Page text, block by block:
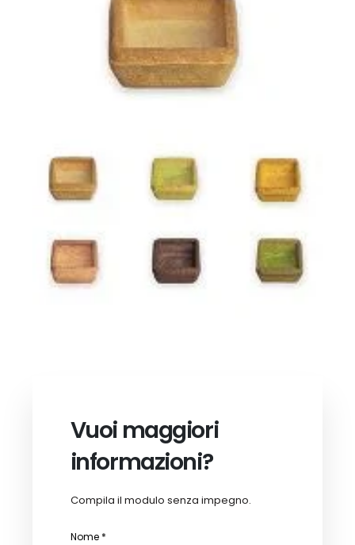
Vuoi maggiori
informazioni?
Compila il modulo senza impegno.
Nome *